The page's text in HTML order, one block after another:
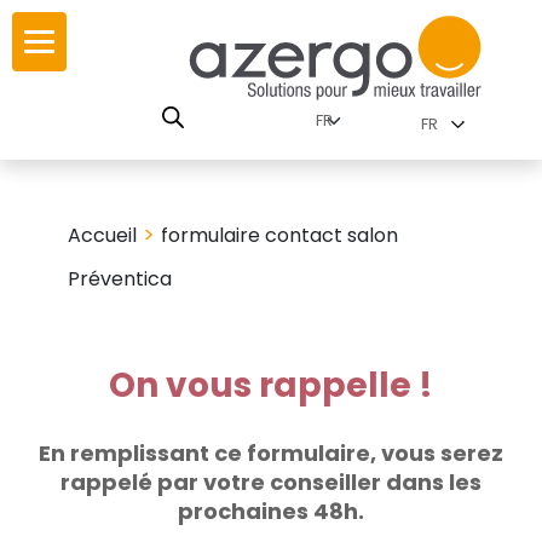
Skip
content
par famille
familles
FR
Accueil> formulaire contact salon
Préventica
On vous rappelle !
En remplissant ce formulaire, vous serez
rappelé par votre conseiller dans les
prochaines 48h.